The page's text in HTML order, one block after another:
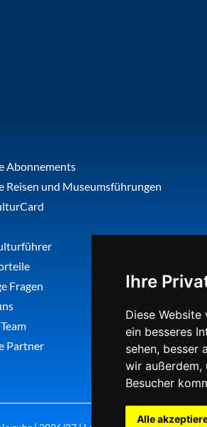
Ihre
Diese
ein besseres
sehen, besser
wir außerdem,
Besucher
Alle
Abonnements
Reisen und Museumsführungen
Fragen
Partner